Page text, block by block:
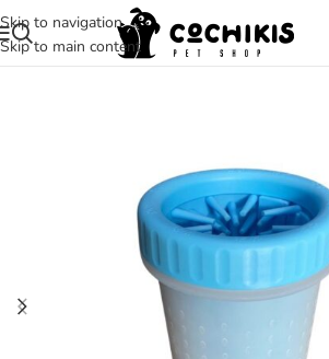
Skip to navigation
Skip to main content